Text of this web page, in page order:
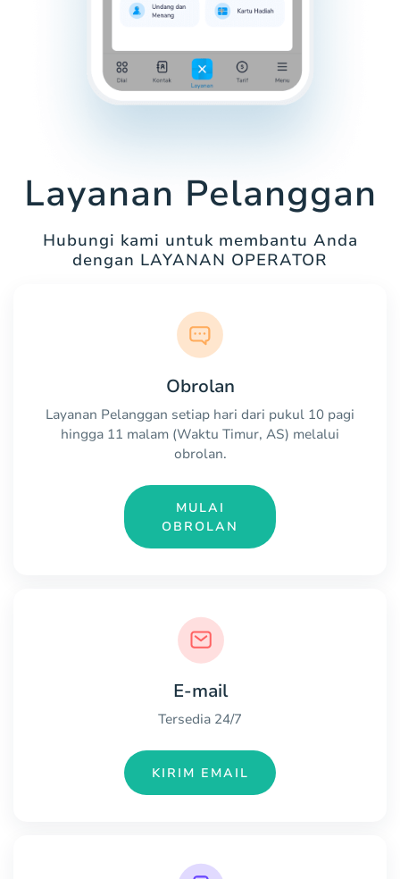
Layanan Pelanggan
Hubungi kami untuk membantu Anda
dengan LAYANAN OPERATOR
Obrolan
Layanan Pelanggan setiap hari dari pukul 10 pagi
hingga 11 malam (Waktu Timur, AS) melalui
obrolan.
MULAI
OBROLAN
E-mail
Tersedia 24/7
KIRIM EMAIL